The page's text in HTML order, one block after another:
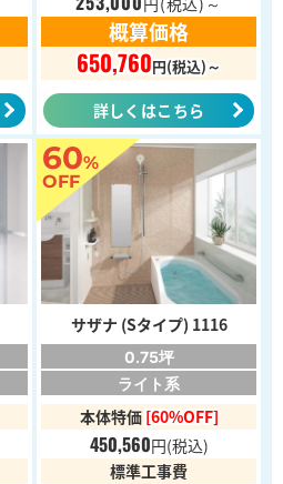
概算価格
650,760円(税込)～
詳しくはこちら
60%
OFF
サザナ (Sタイプ) 1116
0.75坪
ライト系
本体特価 [60%OFF]
450,560円(税込)
標準工事費